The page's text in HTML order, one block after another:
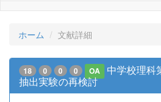
ホーム 文献詳細
18 0 0 0 OA
中学校理科
抽出実験の再検討